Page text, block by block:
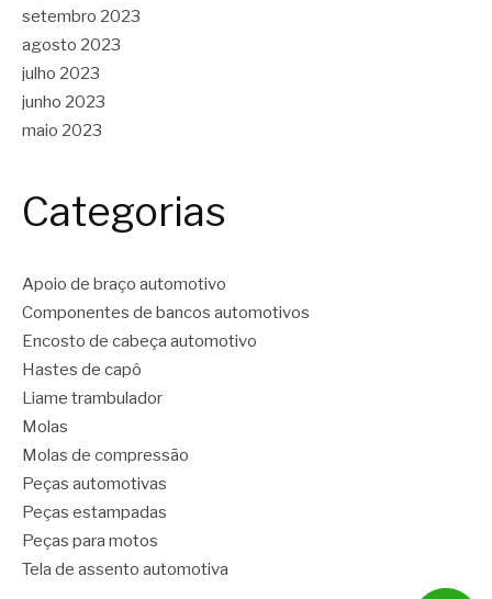
setembro 2023
agosto 2023
julho 2023
junho 2023
maio 2023
Categorias
Apoio de braço automotivo
Componentes de bancos automotivos
Encosto de cabeça automotivo
Hastes de capô
Liame trambulador
Molas
Molas de compressão
Peças automotivas
Peças estampadas
Peças para motos
Tela de assento automotiva